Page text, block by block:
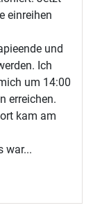
einreihen
und
Ich
um 14:00
erreichen.
kam am
war...